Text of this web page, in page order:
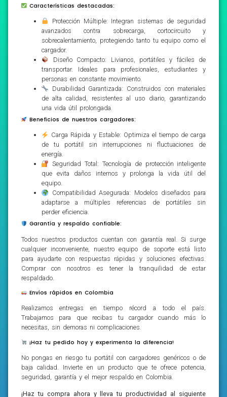
Características destacadas:
Protección Múltiple: Integran sistemas de seguridad
avanzados contra sobrecarga, cortocircuito y
sobrecalentamiento, protegiendo tanto tu equipo como el
cargador.
Diseño Compacto: Livianos, portátiles y fáciles de
transportar. Ideales para profesionales, estudiantes y
personas en constante movimiento.
Durabilidad Garantizada: Construidos con materiales
de alta calidad, resistentes al uso diario, garantizando
una vida útil prolongada.
Beneficios de nuestros cargadores:
Carga Rápida y Estable: Optimiza el tiempo de carga
de tu portátil sin interrupciones ni fluctuaciones de
energía.
Seguridad Total: Tecnología de protección inteligente
que evita daños internos y prolonga la vida útil del
equipo.
Compatibilidad Asegurada: Modelos diseñados para
adaptarse a múltiples referencias de portátiles sin
perder eficiencia.
Garantía y respaldo confiable:
Todos nuestros productos cuentan con garantía real. Si surge
cualquier inconveniente, nuestro equipo de soporte está listo
para ayudarte con respuestas rápidas y soluciones efectivas.
Comprar con nosotros es tener la tranquilidad de estar
respaldado.
Envíos rápidos en Colombia
Realizamos entregas en tiempo récord a todo el país.
Trabajamos para que recibas tu cargador cuando más lo
necesitas, sin demoras ni complicaciones.
¡Haz tu pedido hoy y experimenta la diferencia!
No pongas en riesgo tu portátil con cargadores genéricos o de
baja calidad. Invierte en un producto que te ofrece potencia,
seguridad, garantía y el mejor respaldo en Colombia.
¡Haz tu compra ahora y lleva tu productividad al siguiente